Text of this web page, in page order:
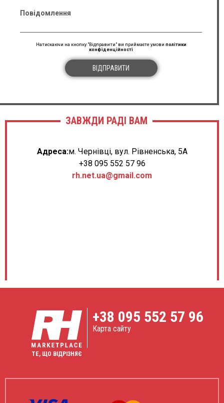
Повідомлення
Натискаючи на кнопку "Відправити" ви приймаєте умови політики
конфіденційності
ВІДПРАВИТИ
ЗАВЖДИ РАДІ ВАМ
Адреса:м. Чернівці, вул. Рівненська, 5А
+38 095 552 57 96
rh.net.ua@gmail.com
ТЕ, ЩО ВІДРІЗНЯЄ
+38 095 552 57 96
Карта сайту